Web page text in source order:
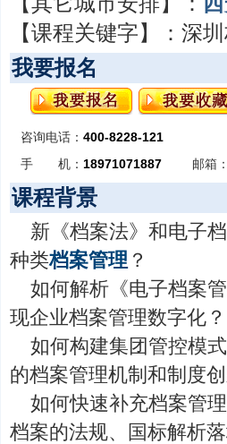
【课程关键字】： 深
我要报名
咨询电话： 400-8228-121
手 机： 18971071887 邮箱：
课程背景
新《档案法》和电子
种类档案管理 ？
如何解析《电子档案
现企业档案管理数字化？
如何构建集团管控模
的档案管理机制和制度创
如何快速补充档案管
档案的法规、国标解析